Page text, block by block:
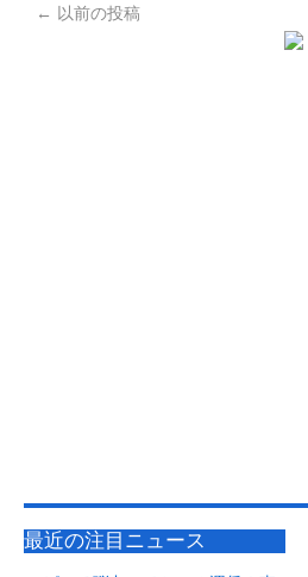
← 以前の投稿
最近の注目ニュース